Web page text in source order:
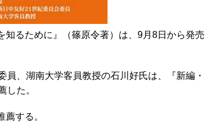
知るために』（篠原令著）は、9月8日から発売
、湖南大学客員教授の石川好氏は、『新編・
した。
薦する。